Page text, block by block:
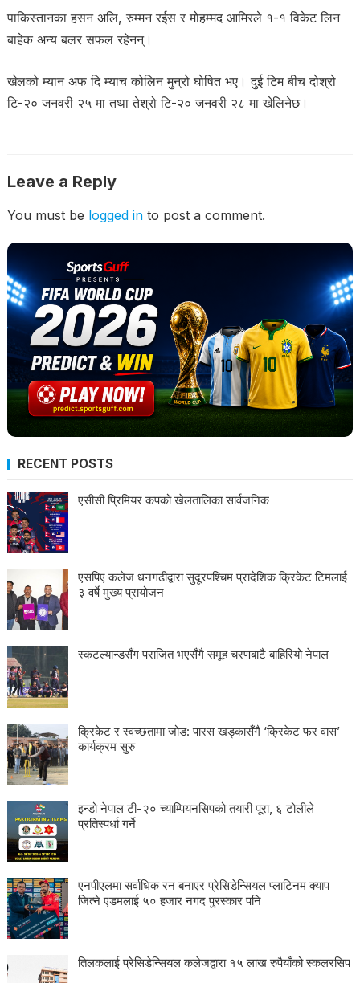
पाकिस्तानका हसन अलि, रुम्मन रईस र मोहम्मद आमिरले १-१ विकेट लिन
बाहेक अन्य बलर सफल रहेनन्।
खेलको म्यान अफ दि म्याच कोलिन मुन्रो घोषित भए। दुई टिम बीच दोश्रो
टि-२० जनवरी २५ मा तथा तेश्रो टि-२० जनवरी २८ मा खेलिनेछ।
Leave a Reply
You must be logged into post a comment.
RECENT POSTS
एसीसी प्रिमियर कपको खेलतालिका सार्वजनिक
एसपिए कलेज धनगढीद्वारा सुदूरपश्चिम प्रादेशिक क्रिकेट टिमलाई
३ वर्षे मुख्य प्रायोजन
स्कटल्यान्डसँग पराजित भएसँगै समूह चरणबाटै बाहिरियो नेपाल
क्रिकेट र स्वच्छतामा जोड: पारस खड्कासँगै ‘क्रिकेट फर वास’
कार्यक्रम सुरु
इन्डो नेपाल टी-२० च्याम्पियनसिपको तयारी पूरा, ६ टोलीले
प्रतिस्पर्धा गर्ने
एनपीएलमा सर्वाधिक रन बनाएर प्रेसिडेन्सियल प्लाटिनम क्याप
जित्ने एडमलाई ५० हजार नगद पुरस्कार पनि
तिलकलाई प्रेसिडेन्सियल कलेजद्वारा १५ लाख रुपैयाँको स्कलरसिप